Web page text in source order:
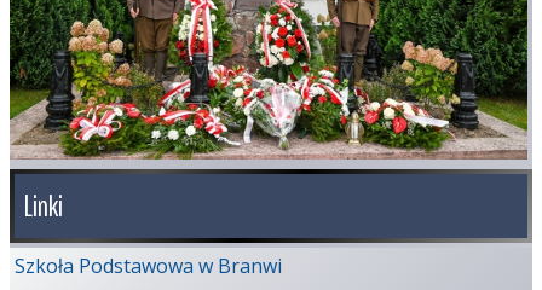
Linki
Szkoła Podstawowa w Branwi